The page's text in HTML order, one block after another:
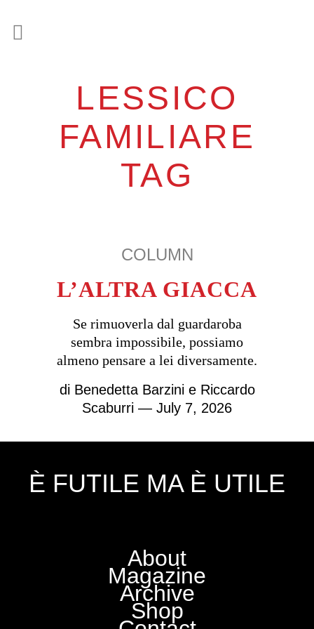
LESSICO
FAMILIARE
TAG
COLUMN
L’ALTRA GIACCA
Se rimuoverla dal guardaroba
sembra impossibile, possiamo
almeno pensare a lei diversamente.
di Benedetta Barzini e Riccardo
Scaburri — July 7, 2026
È FUTILE MA È UTILE
About
Magazine
Archive
Shop